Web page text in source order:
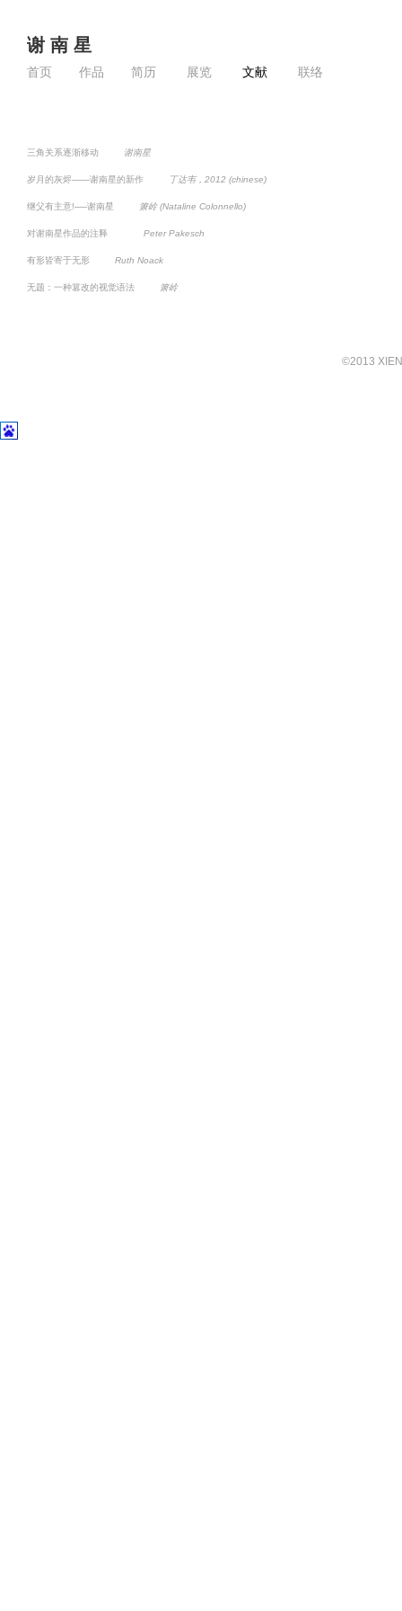
谢 南 星
首页 作品 简历 展览 文献 联络
三角关系逐渐移动 谢南星
岁月的灰烬——谢南星的新作 丁达韦，2012 (chinese)
继父有主意!──谢南星 箫岭 (Nataline Colonnello)
对谢南星作品的注释 Peter Pakesch
有形皆寄于无形 Ruth Noack
无题：一种篡改的视觉语法 箫岭
©2013